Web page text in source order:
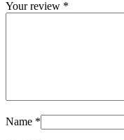
Your review *
Name *